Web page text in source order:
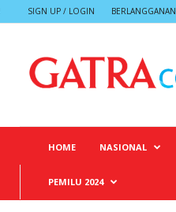
SIGN UP / LOGIN BERLANGGANAN
HOME NASIONAL
PEMILU 2024